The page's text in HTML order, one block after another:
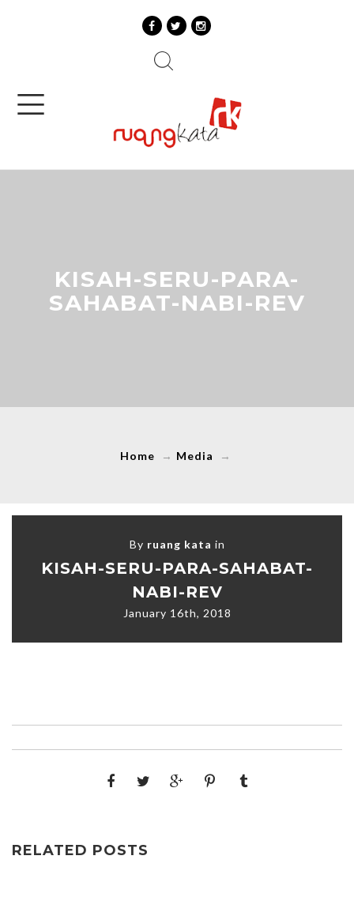
KISAH-SERU-PARA-
SAHABAT-NABI-REV
Home → Media →
By ruang kata in
KISAH-SERU-PARA-SAHABAT-
NABI-REV
January 16th, 2018
RELATED POSTS